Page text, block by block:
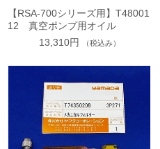
【RSA-700シリーズ用】T48001
12 真空ポンプ用オイル
13,310円
（税込み）